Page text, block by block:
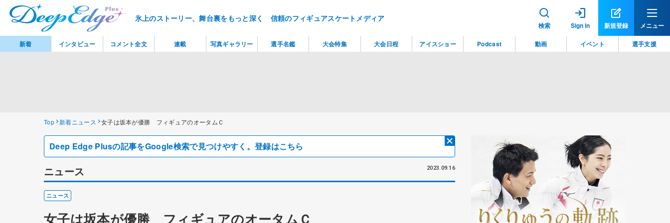
氷上のストーリー、舞台裏をもっと深く 信頼のフィギュアスケートメディア
検索 Sign in 新規登録 メニュー
Top 新着ニュース 女子は坂本が優勝 フィギュアのオータムＣ
Deep Edge Plusの記事をGoogle検索で見つけやすく。登録はこちら
ニュース 2023.09.16
ニュース
女子は坂本が優勝 フィギュアのオータムＣ
新着 インタビュー コメント全文 連載 写真ギャラリー 選手名鑑 大会特集 大会日程 アイスショー Podcast 動画 イベント 選手支援